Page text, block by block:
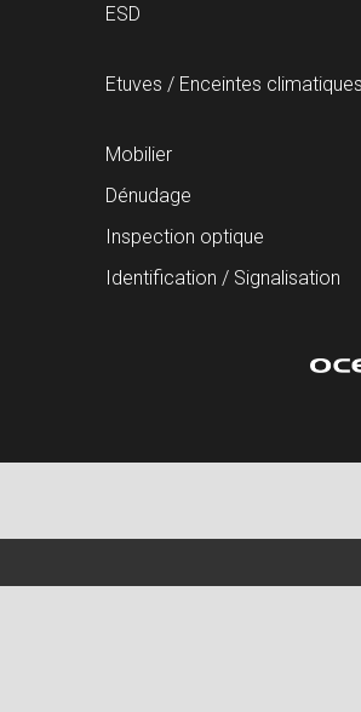
ESD
Etuves / Enceintes climatiques
Mobilier
Dénudage
Inspection optique
Identification / Signalisation